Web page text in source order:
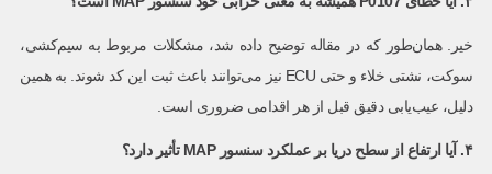
خیر. همان‌طور که در مقاله توضیح داده شد، مشکلات مربوط به سیم‌کشی،
سوکت، نشتی خلاء و حتی ECU نیز می‌توانند باعث ثبت این کد شوند. به همین
دلیل، عیب‌یابی دقیق قبل از هر اقدامی ضروری است.
۴. آیا ارتفاع از سطح دریا بر عملکرد سنسور MAP تأثیر دارد؟